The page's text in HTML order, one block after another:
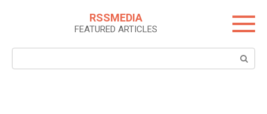
RSSMEDIA
FEATURED ARTICLES
Search: